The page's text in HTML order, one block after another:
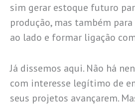
sim gerar estoque futuro
produção, mas também
ao lado e formar ligação
Já dissemos aqui. Não há
com interesse legítimo de
seus projetos avançarem.